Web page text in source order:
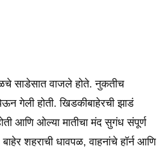
साडेसात वाजले होते. नुकतीच
गेली होती. खिडकीबाहेरची झाडं
आणि ओल्या मातीचा मंद सुगंध संपूर्ण
शहराची धावपळ, वाहनांचे हॉर्न आणि